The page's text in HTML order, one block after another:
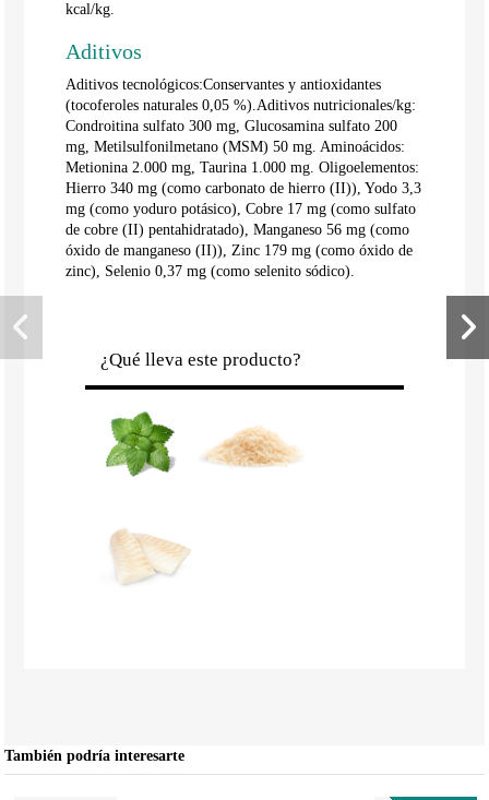
kcal/kg.
Aditivos
Aditivos tecnológicos:Conservantes y antioxidantes
(tocoferoles naturales 0,05 %).Aditivos nutricionales/kg:
Condroitina sulfato 300 mg, Glucosamina sulfato 200
mg, Metilsulfonilmetano (MSM) 50 mg. Aminoácidos:
Metionina 2.000 mg, Taurina 1.000 mg. Oligoelementos:
Hierro 340 mg (como carbonato de hierro (II)), Yodo 3,3
mg (como yoduro potásico), Cobre 17 mg (como sulfato
de cobre (II) pentahidratado), Manganeso 56 mg (como
óxido de manganeso (II)), Zinc 179 mg (como óxido de
zinc), Selenio 0,37 mg (como selenito sódico).
¿Qué lleva este producto?
También podría interesarte